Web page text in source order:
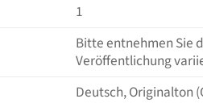
1
Bitte entnehmen Sie
Veröffentlichung
Deutsch, Originalton